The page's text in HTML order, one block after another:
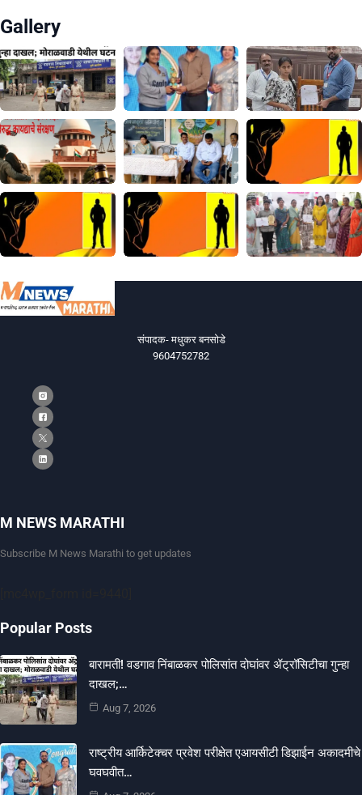
Gallery
संपादक- मधुकर बनसोडे
9604752782
M NEWS MARATHI
Subscribe M News Marathi to get updates
Popular Posts
बारामती! वडगाव निंबाळकर पोलिसांत दोघांवर ॲट्रॉसिटीचा गुन्हा
दाखल;…
Aug 7, 2026
राष्ट्रीय आर्किटेक्चर प्रवेश परीक्षेत एआयसीटी डिझाईन अकादमीचे
घवघवीत…